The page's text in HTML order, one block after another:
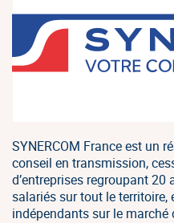
SYNERCOM France est un
conseil en transmission,
d’entreprises regroupant
salariés sur tout le
indépendants sur le marché